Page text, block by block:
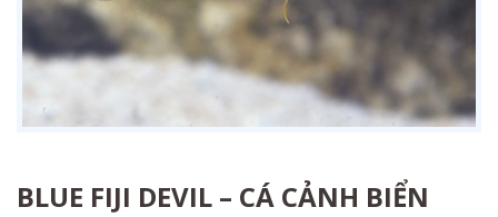
BLUE FIJI DEVIL – CÁ CẢNH BIỂN